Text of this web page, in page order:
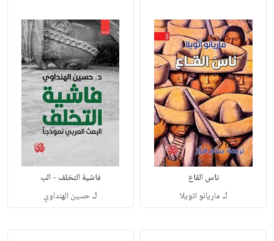
ناس القاع
لـ ماريانو اثويلا
فاشية التخلف - الب
لـحسين الهنداوي